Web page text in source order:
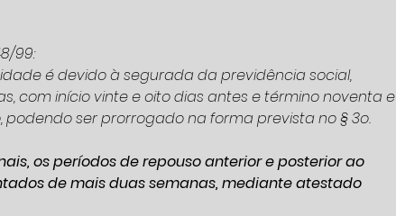
99:
é devido à segurada da previdência social,
com início vinte e oito dias antes e término noventa e
ser prorrogado na forma prevista no § 3o.
os períodos de repouso anterior e posterior ao
de mais duas semanas, mediante atestado